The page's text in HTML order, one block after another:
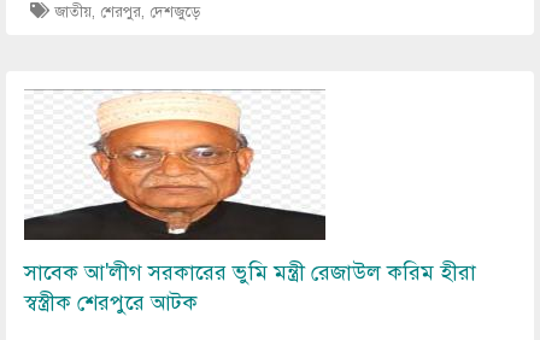
জাতীয়, শেরপুর, দেশজুড়ে
সাবেক আ'লীগ সরকারের ভুমি মন্ত্রী রেজাউল করিম হীরা
স্বস্ত্রীক শেরপুরে আটক